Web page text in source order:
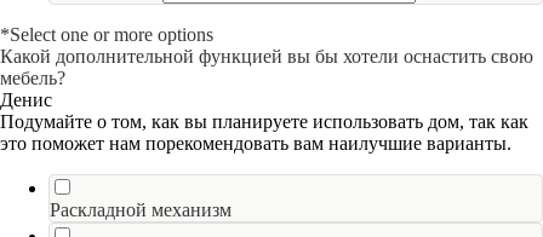
*Select one or more options
Какой дополнительной функцией вы бы хотели оснастить свою
мебель?
Денис
Подумайте о том, как вы планируете использовать дом, так как
это поможет нам порекомендовать вам наилучшие варианты.
Раскладной механизм